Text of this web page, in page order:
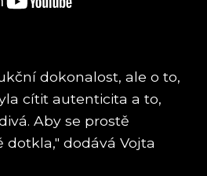
dokonalost, ale o to,
cítit autenticita a to,
Aby se prostě
dotkla," dodává Vojta